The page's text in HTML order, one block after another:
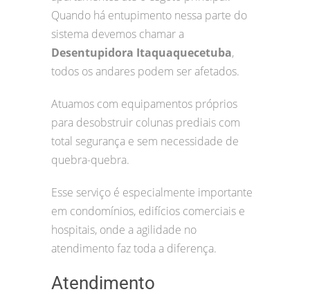
Quando há entupimento nessa parte do
sistema devemos chamar a
Desentupidora Itaquaquecetuba,
todos os andares podem ser afetados.
Atuamos com equipamentos próprios
para desobstruir colunas prediais com
total segurança e sem necessidade de
quebra-quebra.
Esse serviço é especialmente importante
em condomínios, edifícios comerciais e
hospitais, onde a agilidade no
atendimento faz toda a diferença.
Atendimento